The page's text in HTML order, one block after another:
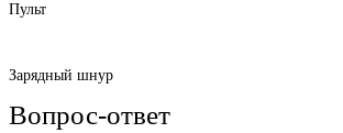
Пульт
Зарядный шнур
Вопрос-ответ